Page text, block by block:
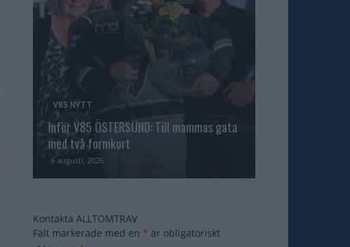
V85 NYTT
Inför V85 ÖSTERSUND: Till mammas gata
med två formkort
6 augusti, 2026
Kontakta ALLTOMTRAV
Fält markerade med en * är obligatoriskt